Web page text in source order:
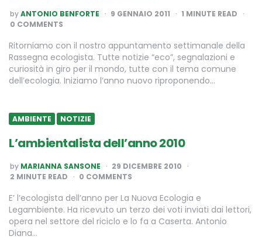
POSTED
BY
byANTONIO BENFORTE 9 GENNAIO 2011 1 MINUTE READ
0 COMMENTS
Ritorniamo con il nostro appuntamento settimanale della
Rassegna ecologista. Tutte notizie “eco”, segnalazioni e
curiosità in giro per il mondo, tutte con il tema comune
dell’ecologia. Iniziamo l’anno nuovo riproponendo…
AMBIENTE NOTIZIE
L’ambientalista dell’anno 2010
POSTED
BY
by MARIANNA SANSONE
29 DICEMBRE 2010
2 MINUTE READ 0 COMMENTS
E’ l’ecologista dell’anno per La Nuova Ecologia e
Legambiente. Ha ricevuto un terzo dei voti inviati dai lettori,
opera nel settore del riciclo e lo fa a Caserta. Antonio
Diana…